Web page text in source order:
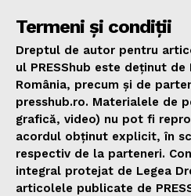
Termeni și condiții
Dreptul de autor pentru
ul PRESShub este deținut de
România, precum și de
presshub.ro. Materialele de
grafică, video) nu pot fi
acordul obținut explicit, în
respectiv de la parteneri.
integral protejat de Legea
articolele publicate de